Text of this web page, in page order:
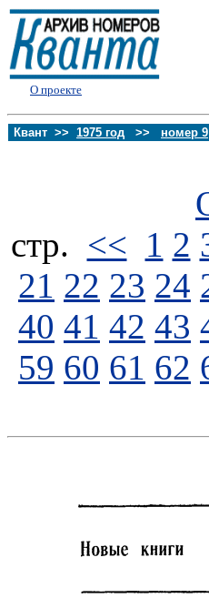
О проекте
Квант >> 1975 год >> номер 9
стp. << 1 2
21 22 23 24
40 41 42 43
59 60 61 62